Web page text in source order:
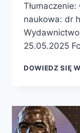
naukowa: dr
25.05.2025
DOWIEDZ SIĘ